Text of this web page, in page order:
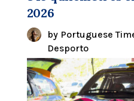
2026
by Portuguese
Desporto